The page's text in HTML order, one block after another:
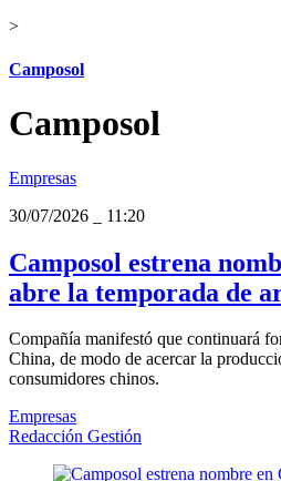
>
Camposol
Camposol
Empresas
30/07/2026
11:20
Camposol estrena
abre la temporada de
Compañía manifestó que continuará
China, de modo de acercar la
consumidores chinos.
Empresas
Redacción Gestión